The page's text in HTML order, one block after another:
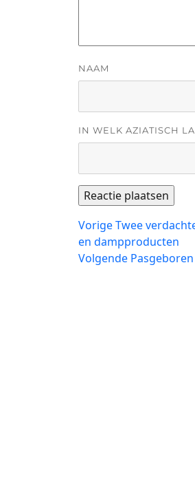
NAAM
IN WELK AZIATISCH
Bericht
navigatie
VorigeVorig
bericht:
Twee
en dampproducten
Volgende Volgend